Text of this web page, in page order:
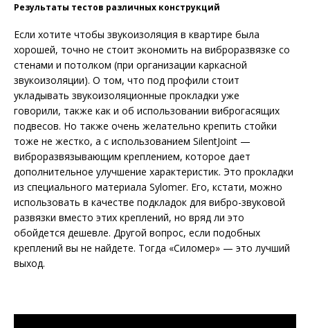
Результаты тестов различных конструкций
Если хотите чтобы звукоизоляция в квартире была
хорошей, точно не стоит экономить на виброразвязке со
стенами и потолком (при организации каркасной
звукоизоляции). О том, что под профили стоит
укладывать звукоизоляционные прокладки уже
говорили, также как и об использовании виброгасящих
подвесов. Но также очень желательно крепить стойки
тоже не жестко, а с использованием SilentJoint —
виброразвязывающим креплением, которое дает
дополнительное улучшение характеристик. Это прокладки
из специального материала Sylomer. Его, кстати, можно
использовать в качестве подкладок для вибро-звуковой
развязки вместо этих креплений, но вряд ли это
обойдется дешевле. Другой вопрос, если подобных
креплений вы не найдете. Тогда «Силомер» — это лучший
выход.